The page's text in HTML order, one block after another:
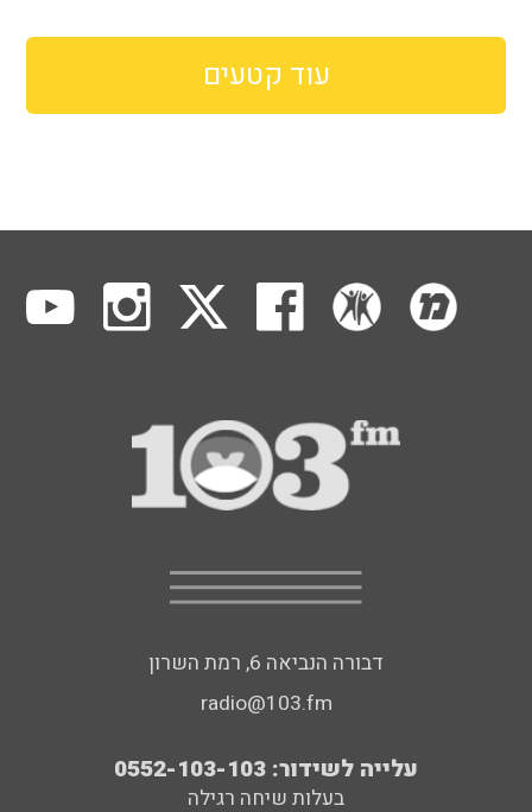
עוד קטעים
דבורה הנביאה 6, רמת השרון
radio@103.fm
עלייה לשידור: 0552-103-103
בעלות שיחה רגילה